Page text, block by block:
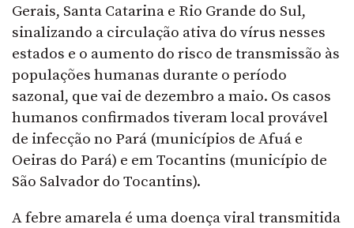
Gerais, Santa Catarina e Rio Grande do Sul,
sinalizando a circulação ativa do vírus nesses
estados e o aumento do risco de transmissão às
populações humanas durante o período
sazonal, que vai de dezembro a maio. Os casos
humanos confirmados tiveram local provável
de infecção no Pará (municípios de Afuá e
Oeiras do Pará) e em Tocantins (município de
São Salvador do Tocantins).
A febre amarela é uma doença viral transmitida